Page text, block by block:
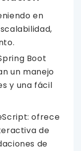
en
Boot
un manejo
y una fácil
ofrece
de
de